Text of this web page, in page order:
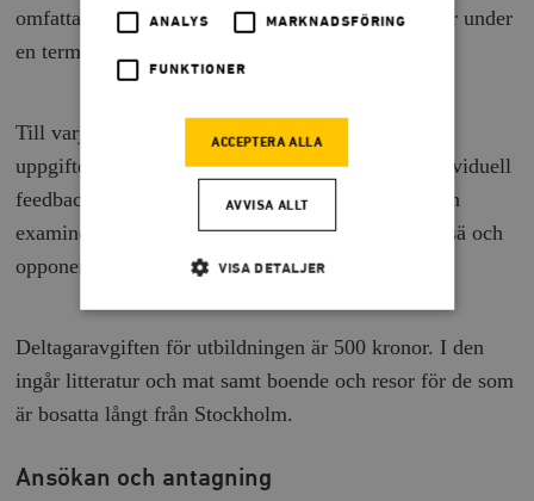
omfattar fem helgträffar (lördag–söndag) och löper under
en termin.
Till varje helg följer läsning av kurslitteratur och
uppgifter av olika slag. Samtliga deltagare får individuell
feedback på alla inlämningsuppgifter. Utbildningen
examineras genom att deltagarna skriver varsin essä och
opponerar på varandras texter.
Deltagaravgiften för utbildningen är 500 kronor. I den
ingår litteratur och mat samt boende och resor för de som
är bosatta långt från Stockholm.
Ansökan och antagning
ANALYS MARKNADSFÖRING
FUNKTIONER
ACCEPTERA ALLA
AVVISA ALLT
VISA DETALJER
Strikt nödvändigt Analys
Marknadsföring Funktioner
och kontohantering. Webbplatsen kan inte användas
ordentligt utan strikt nödvändiga cookies.